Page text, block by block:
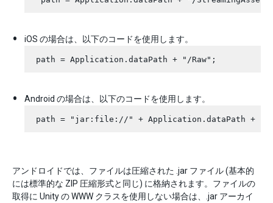
iOS の場合は、以下のコードを使用します。
Android の場合は、以下のコードを使用します。
アンドロイドでは、ファイルは圧縮された .jar ファイル (基本的
には標準的な ZIP 圧縮形式と同じ) に格納されます。ファイルの
取得に Unity の WWW クラスを使用しない場合は、.jar アーカイ